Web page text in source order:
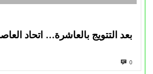
بعد التتويج بالعاشرة… اتحاد
0